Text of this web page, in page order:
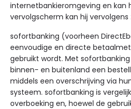
internetbankieromgeving en kan
vervolgscherm kan hij
sofortbanking (voorheen
eenvoudige en directe
gebruikt wordt. Met
binnen- en buitenland een
middels een overschrijving via
systeem. sofortbanking is
overboeking en, hoewel de